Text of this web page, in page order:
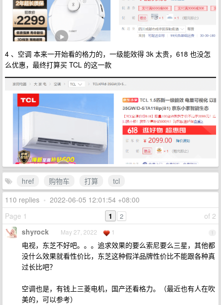
4 、空调 本来一开始看的格力的，一级能效得 3k 太贵，618 也没怎
么优惠，最终打算买 TCL 的这一款
href 购物车 打算
tcl
110 replies • 2022-06-05 12:01:54 +08:00
Page 1
of 2
1 2
1
shyrock May 27, 2022 1
电视，东芝不好吧。。。追求效果的要么索尼要么三星，其他都
没什么效果就看性价比，东芝这种假洋品牌性价比不能跟各种真
过长比吧？
空调也是，有钱上三菱电机，国产还看格力。（最近也有人在吹
美的，可以参考）